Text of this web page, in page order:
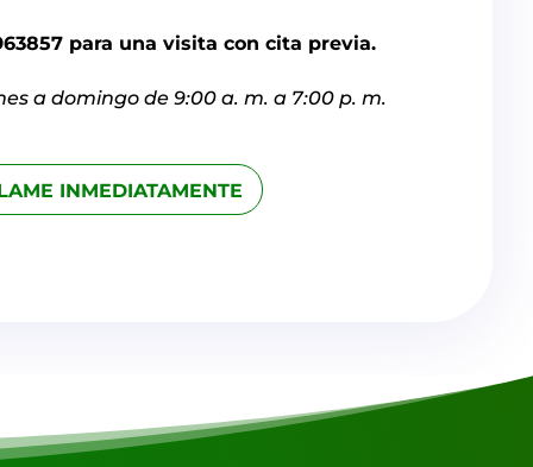
para una visita con cita previa.
a domingo de 9:00 a. m. a 7:00 p. m.
INMEDIATAMENTE